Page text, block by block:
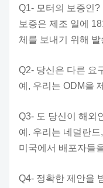
Q1- 모터의 보증인?
보증은 제조 일에
체를 보내기 위해
Q2- 당신은 다른 요
예, 우리는 ODM을
Q3- 도 당신이 해외
예. 우리는 네덜란
미국에서 배포자들
Q4- 정확한 제안을